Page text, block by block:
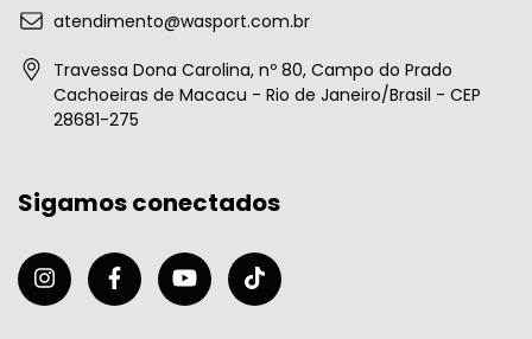
atendimento@wasport.com.br
Travessa Dona Carolina, nº 80, Campo do Prado
Cachoeiras de Macacu - Rio de Janeiro/Brasil - CEP
28681-275
Sigamos conectados